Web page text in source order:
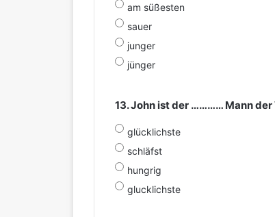
am süßesten
sauer
junger
jünger
13. John ist der ………… Mann der
glücklichste
schläfst
hungrig
glucklichste